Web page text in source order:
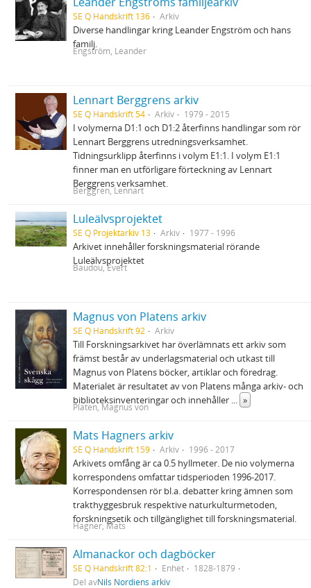
SE Q Handskrift 136 Arkiv
Diverse handlingar kring Leander Engström och hans
familj.
Engström, Leander
Lennart Berggrens arkiv
SE Q Handskrift 54 Arkiv 1979 - 2015
I volymerna D1:1 och D1:2 återfinns handlingar som rör
Lennart Berggrens utredningsverksamhet.
Tidningsurklipp återfinns i volym E1:1. I volym E1:1
finner man en utförligare förteckning av Lennart
Berggrens verksamhet.
Berggren, Lennart
Luleälvsprojektet
SE Q Projektarkiv 13 Arkiv 1977 - 1996
Arkivet innehåller forskningsmaterial rörande
Luleälvsprojektet
Baudou, Evert
Magnus von Platens arkiv
SE Q Handskrift 92 Arkiv
Till Forskningsarkivet har överlämnats ett arkiv som
främst består av underlagsmaterial och utkast till
Magnus von Platens böcker, artiklar och föredrag.
Materialet är resultatet av von Platens många arkiv- och
biblioteksinventeringar och innehåller ... »
Platen, Magnus von
Mats Hagners arkiv
SE Q Handskrift 159 Arkiv 1996 - 2017
Arkivets omfång är ca 0.5 hyllmeter. De nio volymerna
korrespondens omfattar tidsperioden 1996-2017.
Korrespondensen rör bl.a. debatter kring ämnen som
trakthyggesbruk respektive naturkulturmetoden,
forskningsetik och tillgänglighet till forskningsmaterial.
Hagner, Mats
Almanackor och dagböcker
SE Q Handskrift 82:1 Enhet
1828-1879
Del avNils Nordiens arkiv